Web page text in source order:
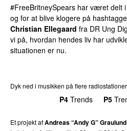
#FreeBritneySpears har været delt
og for at blive klogere på
Christian Ellegaard fra DR Ung
vi på, hvordan hendes liv har
situationen er nu.
Dyk ned i musikken på flere
P4 Trends P5
Et projekt afAndreas “Andy G” Graulund